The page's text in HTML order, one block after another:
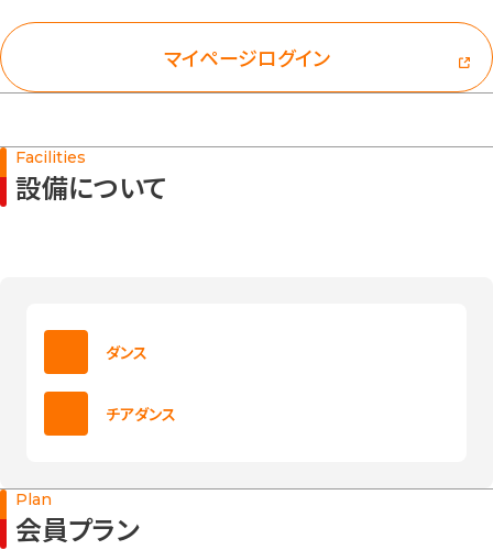
マイページログイン
Facilities
設備について
ダンス
チアダンス
Plan
会員プラン